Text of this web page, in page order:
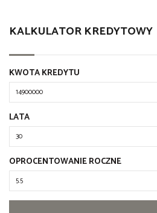
KALKULATOR KREDYTOWY
KWOTA KREDYTU
LATA
OPROCENTOWANIE ROCZNE